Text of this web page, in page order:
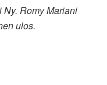
Romy Mariani
ulos.